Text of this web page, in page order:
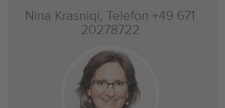
Nina Krasniqi, Telefon +49 671
20278722